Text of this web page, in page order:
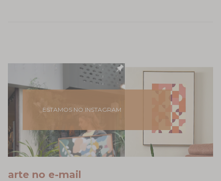
ESTAMOS NO INSTAGRAM
arte no e-mail